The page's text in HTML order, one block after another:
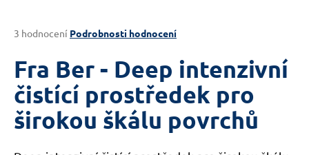
Průměrné
produktu
je
3,7
z
5
hvězdiček.
3 hodnocení Podrobnosti hodnocení
Fra Ber - Deep intenzivní
čistící prostředek pro
širokou škálu povrchů
j
t
?